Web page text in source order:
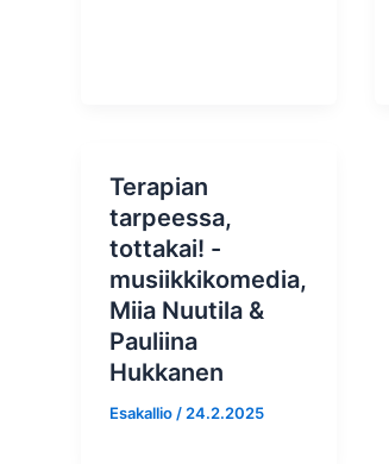
Terapian
tarpeessa,
tottakai! -
musiikkikomedia,
Miia Nuutila &
Pauliina
Hukkanen
Esakallio / 24.2.2025